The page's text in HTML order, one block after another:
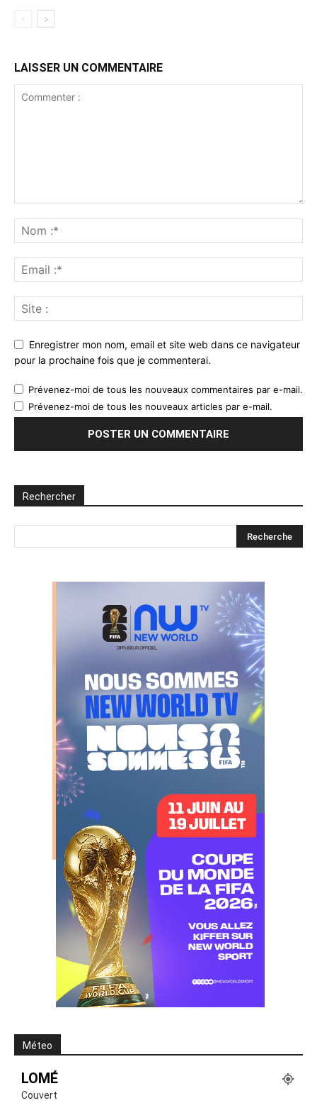
LAISSER UN COMMENTAIRE
Enregistrer mon nom, email et site web dans ce navigateur
pour la prochaine fois que je commenterai.
Prévenez-moi de tous les nouveaux commentaires par e-mail.
Prévenez-moi de tous les nouveaux articles par e-mail.
Rechercher
Méteo
LOMÉ
Couvert